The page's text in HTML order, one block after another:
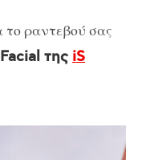
το ραντεβού σας
της iS